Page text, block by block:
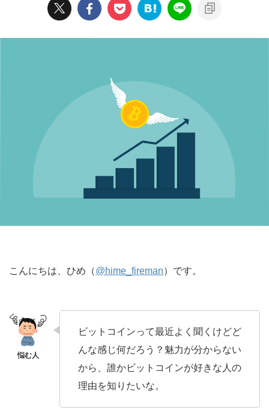
こんにちは、ひめ（@hime_fireman）です。
ビットコインって最近よく聞くけどど
んな感じ何だろう？魅力が分からない
から、誰かビットコインが好きな人の
理由を知りたいな。